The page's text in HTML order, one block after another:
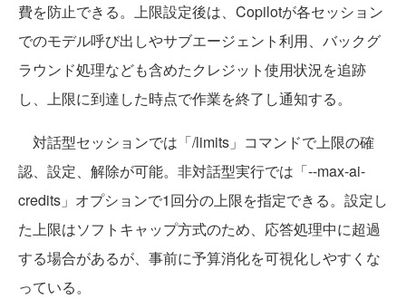
費を防止できる。上限設定後は、Copilotが各セッション
でのモデル呼び出しやサブエージェント利用、バックグ
ラウンド処理なども含めたクレジット使用状況を追跡
し、上限に到達した時点で作業を終了し通知する。
対話型セッションでは「/limits」コマンドで上限の確
認、設定、解除が可能。非対話型実行では「--max-ai-
credits」オプションで1回分の上限を指定できる。設定し
た上限はソフトキャップ方式のため、応答処理中に超過
する場合があるが、事前に予算消化を可視化しやすくな
っている。